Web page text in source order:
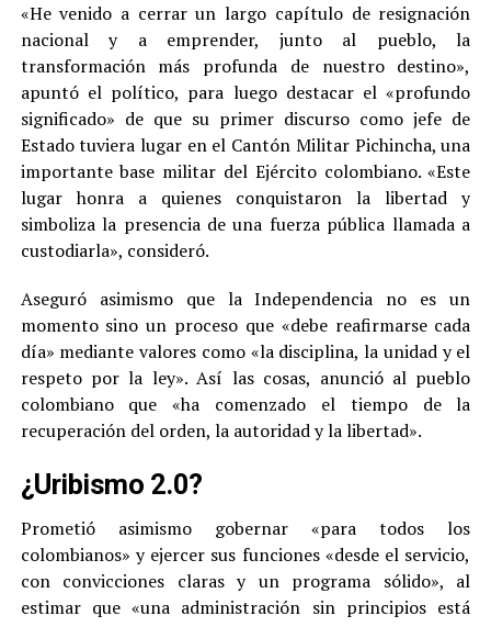
«He venido a cerrar un largo capítulo de resignación
nacional y a emprender, junto al pueblo, la
transformación más profunda de nuestro destino»,
apuntó el político, para luego destacar el «profundo
significado» de que su primer discurso como jefe de
Estado tuviera lugar en el Cantón Militar Pichincha, una
importante base militar del Ejército colombiano. «Este
lugar honra a quienes conquistaron la libertad y
simboliza la presencia de una fuerza pública llamada a
custodiarla», consideró.
Aseguró asimismo que la Independencia no es un
momento sino un proceso que «debe reafirmarse cada
día» mediante valores como «la disciplina, la unidad y el
respeto por la ley». Así las cosas, anunció al pueblo
colombiano que «ha comenzado el tiempo de la
recuperación del orden, la autoridad y la libertad».
¿Uribismo 2.0?
Prometió asimismo gobernar «para todos los
colombianos» y ejercer sus funciones «desde el servicio,
con convicciones claras y un programa sólido», al
estimar que «una administración sin principios está